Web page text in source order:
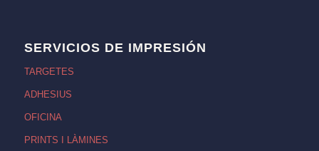
SERVICIOS DE IMPRESIÓN
TARGETES
ADHESIUS
OFICINA
PRINTS I LÀMINES